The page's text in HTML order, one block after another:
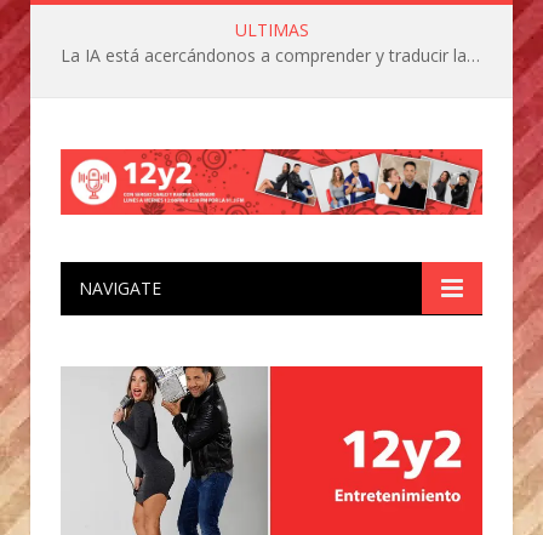
ULTIMAS
La IA está acercándonos a comprender y traducir las vocalizaciones y comportamientos de nuestras mascotas
NAVIGATE